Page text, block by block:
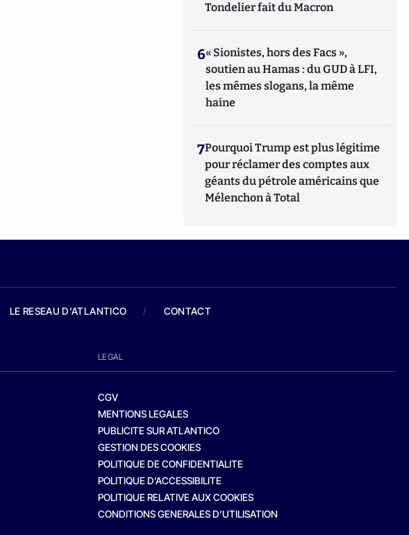
Tondelier fait du Macron
6« Sionistes, hors des Facs »,
soutien au Hamas : du GUD à LFI,
les mêmes slogans, la même
haine
7Pourquoi Trump est plus légitime
pour réclamer des comptes aux
géants du pétrole américains que
Mélenchon à Total
LE RESEAU D'ATLANTICO / CONTACT
LEGAL
CGV
MENTIONS LEGALES
PUBLICITE SUR ATLANTICO
GESTION DES COOKIES
POLITIQUE DE CONFIDENTIALITE
POLITIQUE D’ACCESSIBILITE
POLITIQUE RELATIVE AUX COOKIES
CONDITIONS GENERALES D’UTILISATION